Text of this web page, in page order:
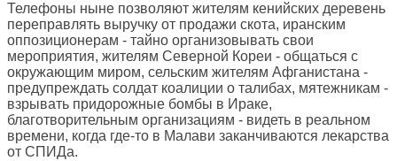
Телефоны ныне позволяют жителям кенийских деревень
переправлять выручку от продажи скота, иранским
оппозиционерам - тайно организовывать свои
мероприятия, жителям Северной Кореи - общаться с
окружающим миром, сельским жителям Афганистана -
предупреждать солдат коалиции о талибах, мятежникам -
взрывать придорожные бомбы в Ираке,
благотворительным организациям - видеть в реальном
времени, когда где-то в Малави заканчиваются лекарства
от СПИДа.